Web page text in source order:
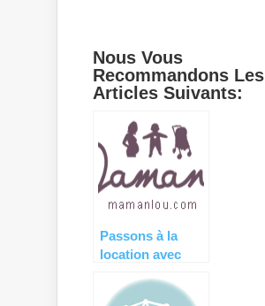
Nous Vous
Recommandons Les
Articles Suivants:
Passons à la
location avec